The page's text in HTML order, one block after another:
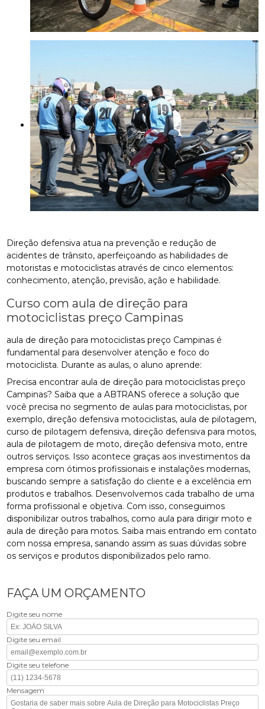
Direção defensiva atua na prevenção e redução de
acidentes de trânsito, aperfeiçoando as habilidades de
motoristas e motociclistas através de cinco elementos:
conhecimento, atenção, previsão, ação e habilidade.
Curso com aula de direção para
motociclistas preço Campinas
aula de direção para motociclistas preço Campinas é
fundamental para desenvolver atenção e foco do
motociclista. Durante as aulas, o aluno aprende:
Precisa encontrar aula de direção para motociclistas preço
Campinas? Saiba que a ABTRANS oferece a solução que
você precisa no segmento de aulas para motociclistas, por
exemplo, direção defensiva motociclistas, aula de pilotagem,
curso de pilotagem defensiva, direção defensiva para motos,
aula de pilotagem de moto, direção defensiva moto, entre
outros serviços. Isso acontece graças aos investimentos da
empresa com ótimos profissionais e instalações modernas,
buscando sempre a satisfação do cliente e a excelência em
produtos e trabalhos. Desenvolvemos cada trabalho de uma
forma profissional e objetiva. Com isso, conseguimos
disponibilizar outros trabalhos, como aula para dirigir moto e
aula de direção para motos. Saiba mais entrando em contato
com nossa empresa, sanando assim as suas dúvidas sobre
os serviços e produtos disponibilizados pelo ramo.
FAÇA UM ORÇAMENTO
Digite seu nome
Digite seu email
Digite seu telefone
Mensagem